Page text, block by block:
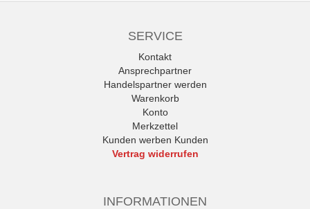
SERVICE
Kontakt
Ansprechpartner
Handelspartner werden
Warenkorb
Konto
Merkzettel
Kunden werben Kunden
Vertrag widerrufen
INFORMATIONEN